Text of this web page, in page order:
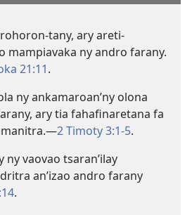
tany, ary areti-
mampiavaka ny andro farany.
21:11.
ny ankamaroan’ny olona
ary tia fahafinaretana fa
2 Timoty 3:1-5.
ny vaovao tsaran’ilay
an’izao andro farany
.